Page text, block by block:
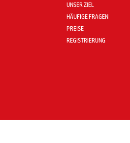
UNSER ZIEL
HÄUFIGE FRAGEN
PREISE
REGISTRIERUNG